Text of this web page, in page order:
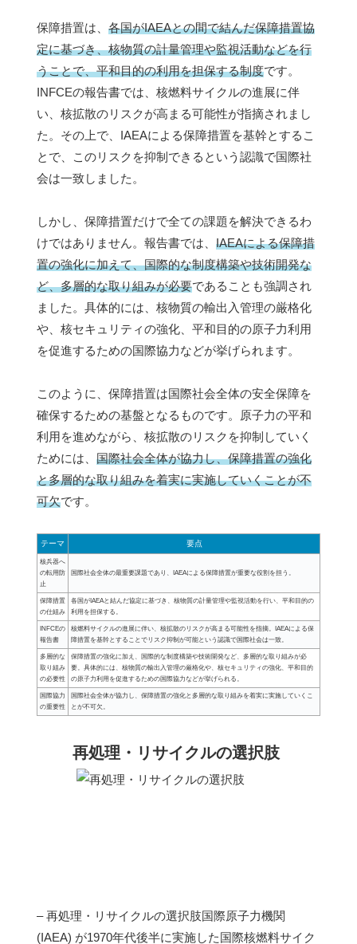
保障措置は、 各国がIAEAとの間で結んだ保障措置協
定に基づき、核物質の計量管理や監視活動などを行
うことで、平和目的の利用を担保する制度です。
INFCEの報告書では、核燃料サイクルの進展に伴
い、核拡散のリスクが高まる可能性が指摘されまし
た。その上で、IAEAによる保障措置を基幹とするこ
とで、このリスクを抑制できるという認識で国際社
会は一致しました。
しかし、保障措置だけで全ての課題を解決できるわ
けではありません。報告書では、 IAEAによる保障措
置の強化に加えて、国際的な制度構築や技術開発な
ど、多層的な取り組みが必要であることも強調され
ました。具体的には、核物質の輸出入管理の厳格化
や、核セキュリティの強化、平和目的の原子力利用
を促進するための国際協力などが挙げられます。
このように、保障措置は国際社会全体の安全保障を
確保するための基盤となるものです。原子力の平和
利用を進めながら、核拡散のリスクを抑制していく
ためには、 国際社会全体が協力し、保障措置の強化
と多層的な取り組みを着実に実施していくことが不
可欠です。
テーマ 要点
核兵器へ
の転用防
止
国際社会全体の最重要課題であり、IAEAによる保障措置が重要な役割を担う。
保障措置
の仕組み
各国がIAEAと結んだ協定に基づき、核物質の計量管理や監視活動を行い、平和目的の
利用を担保する。
INFCEの
報告書
核燃料サイクルの進展に伴い、核拡散のリスクが高まる可能性を指摘。IAEAによる保
障措置を基幹とすることでリスク抑制が可能という認識で国際社会は一致。
多層的な
取り組み
の必要性
保障措置の強化に加え、国際的な制度構築や技術開発など、多層的な取り組みが必
要。具体的には、核物質の輸出入管理の厳格化や、核セキュリティの強化、平和目的
の原子力利用を促進するための国際協力などが挙げられる。
国際協力
の重要性
国際社会全体が協力し、保障措置の強化と多層的な取り組みを着実に実施していくこ
とが不可欠。
再処理・リサイクルの選択肢
– 再処理・リサイクルの選択肢国際原子力機関
(IAEA) が1970年代後半に実施した国際核燃料サイク